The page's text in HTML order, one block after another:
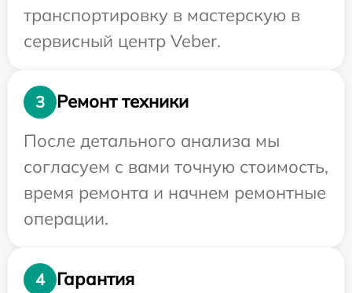
транспортировку в мастерскую в
сервисный центр Veber.
3
Ремонт техники
После детального анализа мы
согласуем с вами точную стоимость,
время ремонта и начнем ремонтные
операции.
4
Гарантия